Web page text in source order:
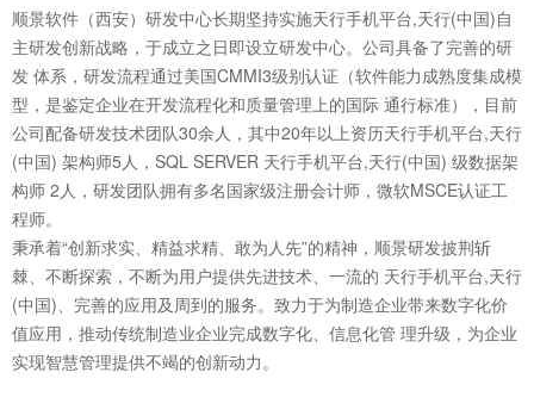
顺景软件（西安）研发中心长期坚持实施天行手机平台,天行(中国)自
主研发创新战略，于成立之日即设立研发中心。公司具备了完善的研
发 体系，研发流程通过美国CMMI3级别认证（软件能力成熟度集成模
型，是鉴定企业在开发流程化和质量管理上的国际 通行标准），目前
公司配备研发技术团队30余人，其中20年以上资历天行手机平台,天行
(中国) 架构师5人，SQL SERVER 天行手机平台,天行(中国) 级数据架
构师 2人，研发团队拥有多名国家级注册会计师，微软MSCE认证工
程师。
秉承着“创新求实、精益求精、敢为人先”的精神，顺景研发披荆斩
棘、不断探索，不断为用户提供先进技术、一流的 天行手机平台,天行
(中国)、完善的应用及周到的服务。致力于为制造企业带来数字化价
值应用，推动传统制造业企业完成数字化、信息化管 理升级，为企业
实现智慧管理提供不竭的创新动力。